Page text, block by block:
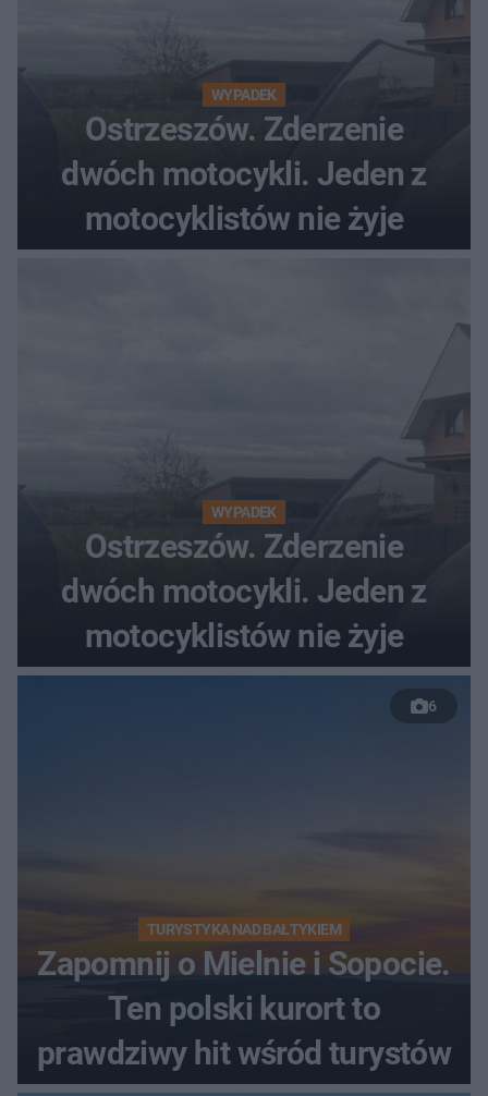
WYPADEK
Ostrzeszów. Zderzenie
dwóch motocykli. Jeden z
motocyklistów nie żyje
WYPADEK
Ostrzeszów. Zderzenie
dwóch motocykli. Jeden z
motocyklistów nie żyje
6
TURYSTYKA NAD BAŁTYKIEM
Zapomnij o Mielnie i Sopocie.
Ten polski kurort to
prawdziwy hit wśród turystów